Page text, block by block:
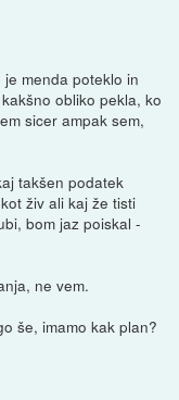
menda poteklo in
obliko pekla, ko
sicer ampak sem,
takšen podatek
živ ali kaj že tisti
bom jaz poiskal -
ne vem.
še, imamo kak plan?